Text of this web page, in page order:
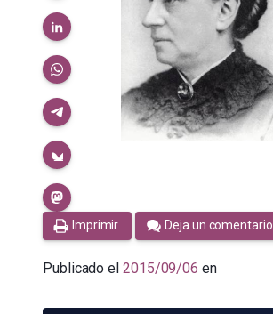
Imprimir Deja un comentario
Publicado el 2015/09/06 en